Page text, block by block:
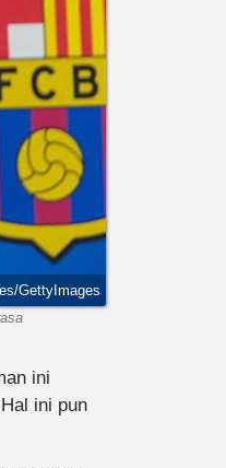
GettyImages
ini
ini pun